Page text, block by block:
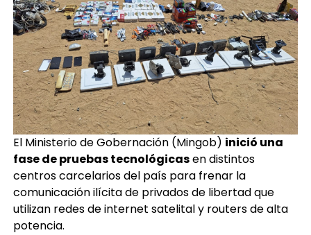
El Ministerio de Gobernación (Mingob) inició una
fase de pruebas tecnológicasen distintos
centros carcelarios del país para frenar la
comunicación ilícita de privados de libertad que
utilizan redes de internet satelital y routers de alta
potencia.